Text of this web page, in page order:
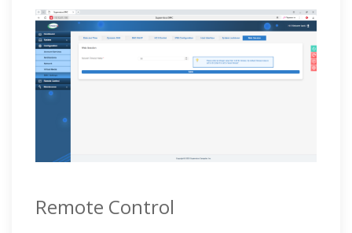
Remote Control